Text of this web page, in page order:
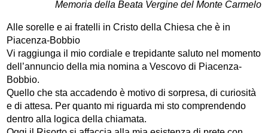
Memoria della Beata Vergine del Monte Carmelo
Alle sorelle e ai fratelli in Cristo della Chiesa che è in
Piacenza-Bobbio
Vi raggiunga il mio cordiale e trepidante saluto nel momento
dell’annuncio della mia nomina a Vescovo di Piacenza-
Bobbio.
Quello che sta accadendo è motivo di sorpresa, di curiosità
e di attesa. Per quanto mi riguarda mi sto comprendendo
dentro alla logica della chiamata.